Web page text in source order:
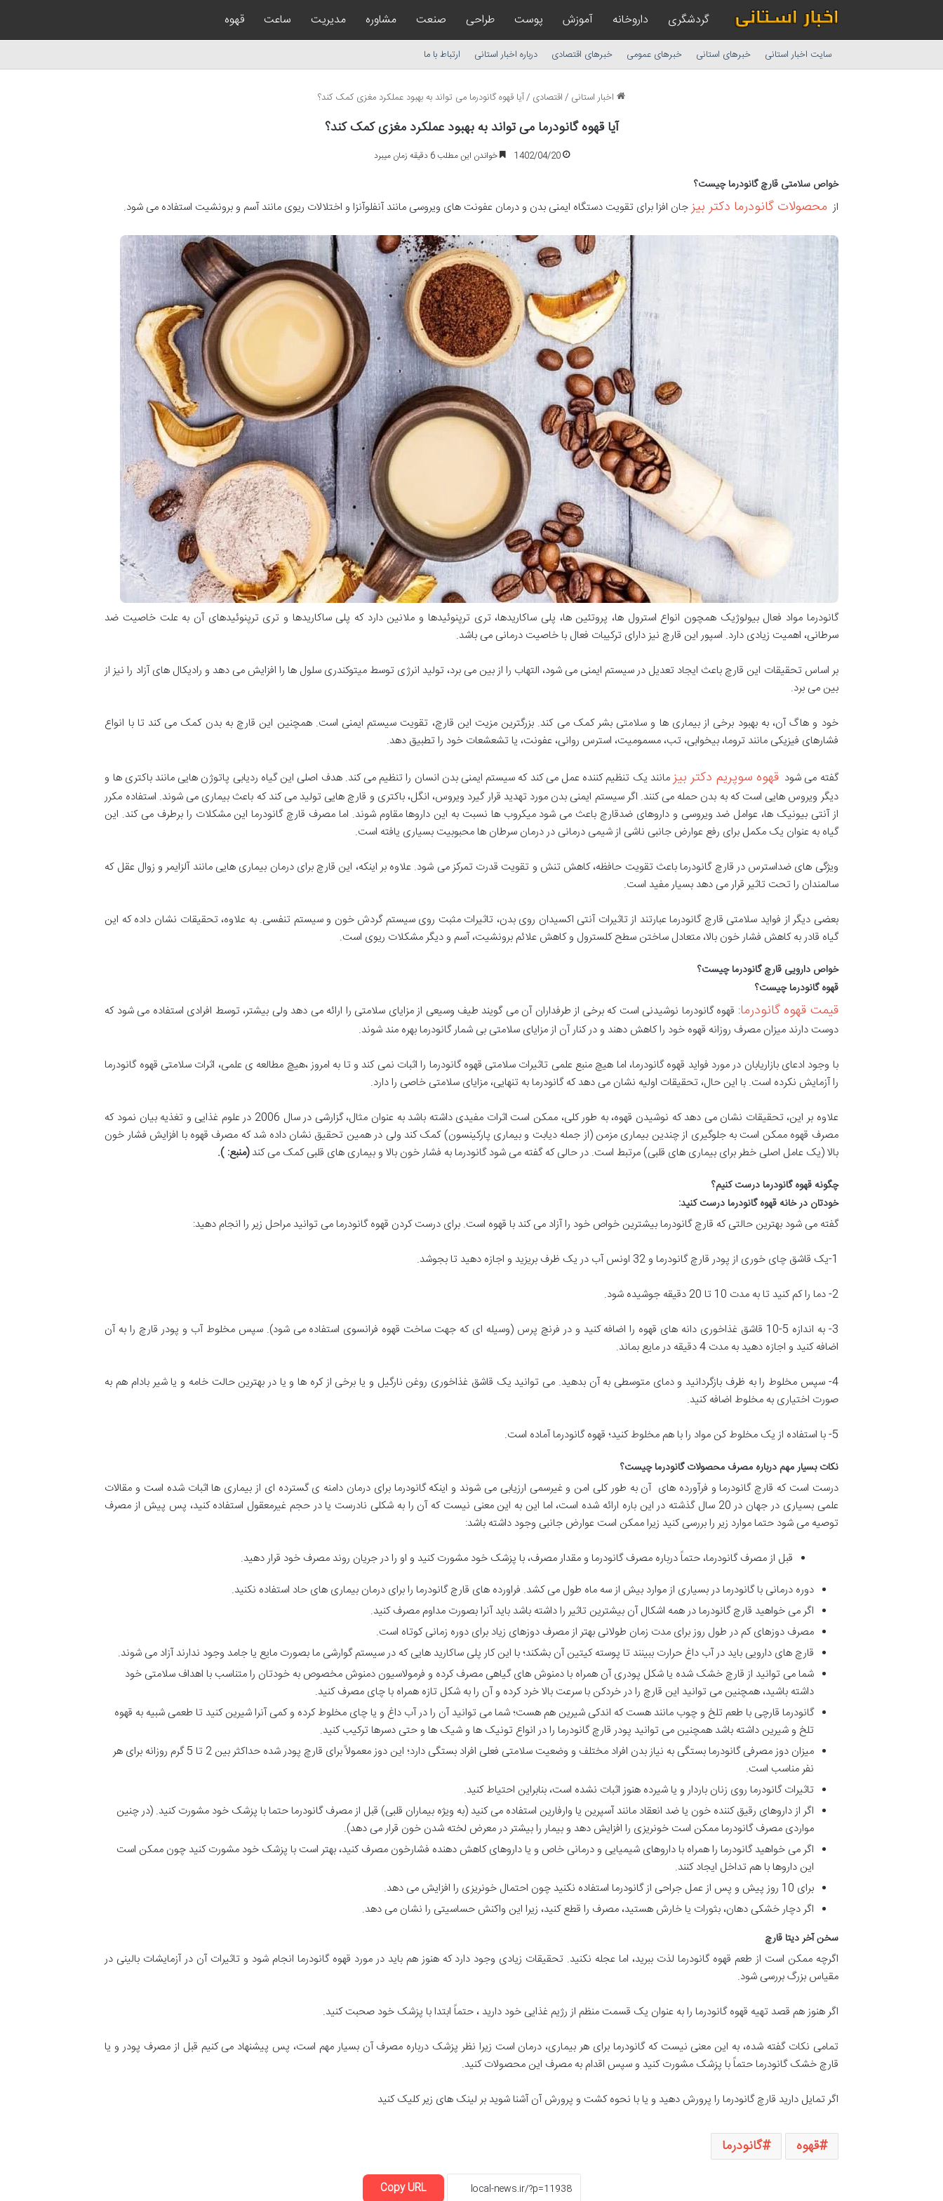
گردشگری داروخانه آموزش پوست طراحی صنعت مشاوره مدیریت ساعت قهوه
سایت اخبار استانی خبرهای استانی خبرهای عمومی خبرهای اقتصادی درباره اخبار استانی ارتباط با ما
اخبار استانی /اقتصادی /آیا قهوه گانودرما می تواند به بهبود عملکرد مغزی کمک کند؟
آیا قهوه گانودرما می تواند به بهبود عملکرد مغزی کمک کند؟
1402/04/20 خواندن این مطلب 6 دقیقه زمان میبرد
خواص سلامتی قارچ گانودرما چیست؟
ازمحصولات گانودرما دکتر بیزجان افزا برای تقویت دستگاه ایمنی بدن و درمان عفونت های ویروسی مانند آنفلوآنزا و اختلالات ریوی مانند آسم و برونشیت استفاده می شود.
گانودرما مواد فعال بیولوژیک همچون انواع استرول ها، پروتئین ها، پلی ساکاریدها، تری ترپنوئیدها و ملانین دارد که پلی ساکاریدها و تری ترپنوئیدهای آن به علت خاصیت ضد
سرطانی، اهمیت زیادی دارد. اسپور این قارچ نیز دارای ترکیبات فعال با خاصیت درمانی می باشد.
بر اساس تحقیقات این قارچ باعث ایجاد تعدیل در سیستم ایمنی می شود، التهاب را از بین می برد، تولید انرژی توسط میتوکندری سلول ها را افزایش می دهد و رادیکال های آزاد را نیز از
بین می برد.
خود و هاگ آن، به بهبود برخی از بیماری ها و سلامتی بشر کمک می کند. بزرگترین مزیت این قارچ، تقویت سیستم ایمنی است. همچنین این قارچ به بدن کمک می کند تا با انواع
فشارهای فیزیکی مانند تروما، بیخوابی، تب، مسمومیت، استرس روانی، عفونت، یا تشعشعات خود را تطبیق دهد.
گفته می شودقهوه سوپریم دکتر بیزمانند یک تنظیم کننده عمل می کند که سیستم ایمنی بدن انسان را تنظیم می کند. هدف اصلی این گیاه ردیابی پاتوژن هایی مانند باکتری ها و
دیگر ویروس هایی است که به بدن حمله می کنند. اگر سیستم ایمنی بدن مورد تهدید قرار گیرد ویروس، انگل، باکتری و قارچ هایی تولید می کند که باعث بیماری می شوند. استفاده مکرر
از آنتی بیونیک ها، عوامل ضد ویروسی و داروهای ضدقارچ باعث می شود میکروب ها نسبت به این داروها مقاوم شوند. اما مصرف قارچ گانودرما این مشکلات را برطرف می کند. این
گیاه به عنوان یک مکمل برای رفع عوارض جانبی ناشی از شیمی درمانی در درمان سرطان ها محبوبیت بسیاری یافته است.
ویژگی های ضداسترس در قارچ گانودرما باعث تقویت حافظه، کاهش تنش و تقویت قدرت تمرکز می شود. علاوه بر اینکه، این قارچ برای درمان بیماری هایی مانند آلزایمر و زوال عقل که
سالمندان را تحت تاثیر قرار می دهد بسیار مفید است.
بعضی دیگر از فواید سلامتی قارچ گانودرما عبارتند از تاثیرات آنتی اکسیدان روی بدن، تاثیرات مثبت روی سیستم گردش خون و سیستم تنفسی. به علاوه، تحقیقات نشان داده که این
گیاه قادر به کاهش فشار خون بالا، متعادل ساختن سطح کلسترول و کاهش علائم برونشیت، آسم و دیگر مشکلات ریوی است.
خواص دارویی قارچ گانودرما چیست؟
قهوه گانودرما چیست؟
قیمت قهوه گانودرما: قهوه گانودرما نوشیدنی است که برخی از طرفداران آن می گویند طیف وسیعی از مزایای سلامتی را ارائه می دهد ولی بیشتر، توسط افرادی استفاده می شود که
دوست دارند میزان مصرف روزانه قهوه خود را کاهش دهند و در کنار آن از مزایای سلامتی بی شمار گانودرما بهره مند شوند.
با وجود ادعای بازاریابان در مورد فواید قهوه گانودرما، اما هیچ منبع علمی تاثیرات سلامتی قهوه گانودرما را اثبات نمی کند و تا به امروز ،هیچ مطالعه ی علمی، اثرات سلامتی قهوه گانودرما
را آزمایش نکرده است. با این حال، تحقیقات اولیه نشان می دهد که گانودرما به تنهایی، مزایای سلامتی خاصی را دارد.
علاوه بر این، تحقیقات نشان می دهد که نوشیدن قهوه، به طور کلی، ممکن است اثرات مفیدی داشته باشد به عنوان مثال، گزارشی در سال 2006 در علوم غذایی و تغذیه بیان نمود که
مصرف قهوه ممکن است به جلوگیری از چندین بیماری مزمن (از جمله دیابت و بیماری پارکینسون) کمک کند ولی در همین تحقیق نشان داده شد که مصرف قهوه با افزایش فشار خون
بالا (یک عامل اصلی خطر برای بیماری های قلبی) مرتبط است. در حالی که گفته می شود گانودرما به فشار خون بالا و بیماری های قلبی کمک می کند(منبع: ).
چگونه قهوه گانودرما درست کنیم؟
خودتان در خانه قهوه گانودرما درست کنید:
گفته می شود بهترین حالتی که قارچ گانودرما بیشترین خواص خود را آزاد می کند با قهوه است. برای درست کردن قهوه گانودرما می توانید مراحل زیر را انجام دهید:
1-یک قاشق چای خوری از پودر قارچ گانودرما و 32 اونس آب در یک ظرف بریزید و اجازه دهید تا بجوشد.
2- دما را کم کنید تا به مدت 10 تا 20 دقیقه جوشیده شود.
3- به اندازه 5-10 قاشق غذاخوری دانه های قهوه را اضافه کنید و در فرنچ پرس (وسیله ای که جهت ساخت قهوه فرانسوی استفاده می شود). سپس مخلوط آب و پودر قارچ را به آن
اضافه کنید و اجازه دهید به مدت 4 دقیقه در مایع بماند.
4- سپس مخلوط را به ظرف بازگردانید و دمای متوسطی به آن بدهید. می توانید یک قاشق غذاخوری روغن نارگیل و یا برخی از کره ها و یا در بهترین حالت خامه و یا شیر بادام هم به
صورت اختیاری به مخلوط اضافه کنید.
5- با استفاده از یک مخلوط کن مواد را با هم مخلوط کنید؛ قهوه گانودرما آماده است.
نکات بسیار مهم درباره مصرف محصولات گانودرما چیست؟
درست است که قارچ گانودرما و فرآورده های آن به طور کلی امن و غیرسمی ارزیابی می شوند و اینکه گانودرما برای درمان دامنه ی گسترده ای از بیماری ها اثبات شده است و مقالات
علمی بسیاری در جهان در 20 سال گذشته در این باره ارائه شده است، اما این به این معنی نیست که آن را به شکلی نادرست یا در حجم غیرمعقول استفاده کنید، پس پیش از مصرف
توصیه می شود حتما موارد زیر را بررسی کنید زیرا ممکن است عوارض جانبی وجود داشته باشد:
قبل از مصرف گانودرما، حتماً درباره مصرف گانودرما و مقدار مصرف، با پزشک خود مشورت کنید و او را در جریان روند مصرف خود قرار دهید.
دوره درمانی با گانودرما در بسیاری از موارد بیش از سه ماه طول می کشد. فراورده های قارچ گانودرما را برای درمان بیماری های حاد استفاده نکنید.
اگر می خواهید قارچ گانودرما در همه اشکال آن بیشترین تاثیر را داشته باشد باید آنرا بصورت مداوم مصرف کنید.
مصرف دوزهای کم در طول روز برای مدت زمان طولانی بهتر از مصرف دوزهای زیاد برای دوره زمانی کوتاه است.
قارچ های دارویی باید در آب داغ حرارت ببینند تا پوسته کیتین آن بشکند؛ با این کار پلی ساکارید هایی که در سیستم گوارشی ما بصورت مایع یا جامد وجود ندارند آزاد می شوند.
شما می توانید از قارچ خشک شده یا شکل پودری آن همراه با دمنوش های گیاهی مصرف کرده و فرمولاسیون دمنوش مخصوص به خودتان را متناسب با اهداف سلامتی خود
داشته باشید، همچنین می توانید این قارچ را در خردکن با سرعت بالا خرد کرده و آن را به شکل تازه همراه با چای مصرف کنید.
گانودرما قارچی با طعم تلخ و چوب مانند هست که اندکی شیرین هم هست؛ شما می توانید آن را در آب داغ و یا چای مخلوط کرده و کمی آنرا شیرین کنید تا طعمی شبیه به قهوه
تلخ و شیرین داشته باشد همچنین می توانید پودر قارچ گانودرما را در انواع تونیک ها و شیک ها و حتی دسرها ترکیب کنید.
میزان دوز مصرفی گانودرما بستگی به نیاز بدن افراد مختلف و وضعیت سلامتی فعلی افراد بستگی دارد؛ این دوز معمولاً برای قارچ پودر شده حداکثر بین 2 تا 5 گرم روزانه برای هر
نفر مناسب است.
تاثیرات گانودرما روی زنان باردار و یا شیرده هنوز اثبات نشده است، بنابراین احتیاط کنید.
اگر از داروهای رقیق کننده خون یا ضد انعقاد مانند آسپرین یا وارفارین استفاده می کنید (به ویژه بیماران قلبی) قبل از مصرف گانودرما حتما با پزشک خود مشورت کنید. (در چنین
مواردی مصرف گانودرما ممکن است خونریزی را افزایش دهد و بیمار را بیشتر در معرض لخته شدن خون قرار می دهد).
اگر می خواهید گانودرما را همراه با داروهای شیمیایی و درمانی خاص و یا داروهای کاهش دهنده فشارخون مصرف کنید، بهتر است با پزشک خود مشورت کنید چون ممکن است
این داروها با هم تداخل ایجاد کنند.
برای 10 روز پیش و پس از عمل جراحی از گانودرما استفاده نکنید چون احتمال خونریزی را افزایش می دهد.
اگر دچار خشکی دهان، بثورات یا خارش هستید، مصرف را قطع کنید، زیرا این واکنش حساسیتی را نشان می دهد.
سخن آخر دیتا قارچ
اگرچه ممکن است از طعم قهوه گانودرما لذت ببرید، اما عجله نکنید. تحقیقات زیادی وجود دارد که هنوز هم باید در مورد قهوه گانودرما انجام شود و تاثیرات آن در آزمایشات بالینی در
مقیاس بزرگ بررسی شود.
اگر هنوز هم قصد تهیه قهوه گانودرما را به عنوان یک قسمت منظم از رژیم غذایی خود دارید ، حتماً ابتدا با پزشک خود صحبت کنید.
تمامی نکات گفته شده، به این معنی نیست که گانودرما برای هر بیماری، درمان است زیرا نظر پزشک درباره مصرف آن بسیار مهم است، پس پیشنهاد می کنیم قبل از مصرف پودر و یا
قارچ خشک گانودرما حتماً با پزشک مشورت کنید و سپس اقدام به مصرف این محصولات کنید.
اگر تمایل دارید قارچ گانودرما را پرورش دهید و یا با نحوه کشت و پرورش آن آشنا شوید بر لینک های زیر کلیک کنید
قهوه گانودرما
Copy URL